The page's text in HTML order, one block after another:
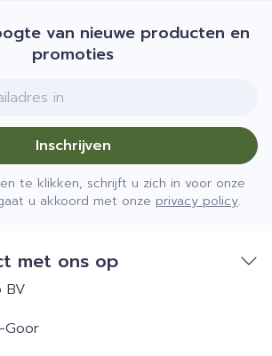
van nieuwe producten en
promoties
Inschrijven
te klikken, schrijft u zich in voor onze
u akkoord met onze privacy policy.
met ons op
BV
Goor